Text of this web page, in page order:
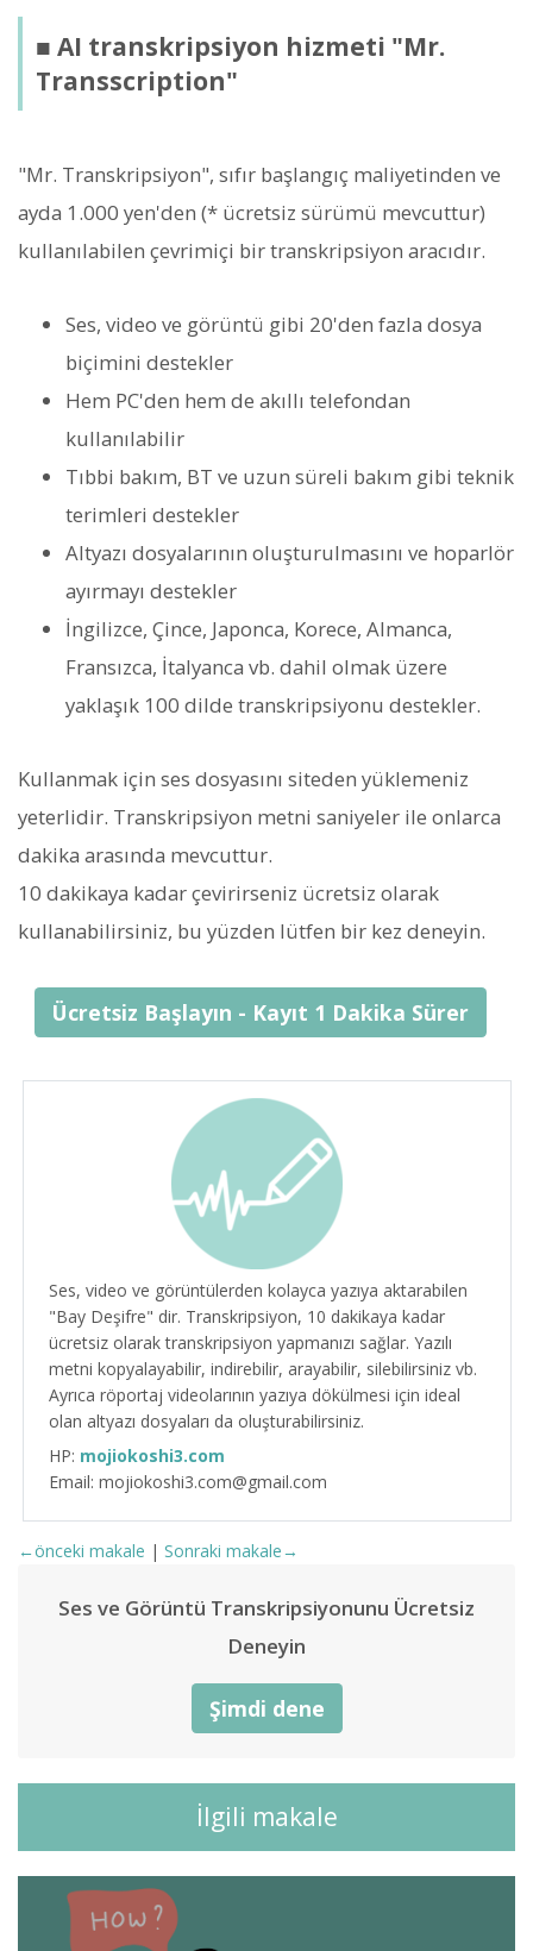
■ AI transkripsiyon hizmeti "Mr.
Transscription"
"Mr. Transkripsiyon", sıfır başlangıç maliyetinden ve
ayda 1.000 yen'den (* ücretsiz sürümü mevcuttur)
kullanılabilen çevrimiçi bir transkripsiyon aracıdır.
Ses, video ve görüntü gibi 20'den fazla dosya
biçimini destekler
Hem PC'den hem de akıllı telefondan
kullanılabilir
Tıbbi bakım, BT ve uzun süreli bakım gibi teknik
terimleri destekler
Altyazı dosyalarının oluşturulmasını ve hoparlör
ayırmayı destekler
İngilizce, Çince, Japonca, Korece, Almanca,
Fransızca, İtalyanca vb. dahil olmak üzere
yaklaşık 100 dilde transkripsiyonu destekler.
Kullanmak için ses dosyasını siteden yüklemeniz
yeterlidir. Transkripsiyon metni saniyeler ile onlarca
dakika arasında mevcuttur.
10 dakikaya kadar çevirirseniz ücretsiz olarak
kullanabilirsiniz, bu yüzden lütfen bir kez deneyin.
Ücretsiz Başlayın - Kayıt 1 Dakika Sürer
Ses, video ve görüntülerden kolayca yazıya aktarabilen
"Bay Deşifre" dir. Transkripsiyon, 10 dakikaya kadar
ücretsiz olarak transkripsiyon yapmanızı sağlar. Yazılı
metni kopyalayabilir, indirebilir, arayabilir, silebilirsiniz vb.
Ayrıca röportaj videolarının yazıya dökülmesi için ideal
olan altyazı dosyaları da oluşturabilirsiniz.
HP: mojiokoshi3.com
Email: mojiokoshi3.com@gmail.com
←önceki makale | Sonraki makale→
Ses ve Görüntü Transkripsiyonunu Ücretsiz
Deneyin
Şimdi dene
İlgili makale